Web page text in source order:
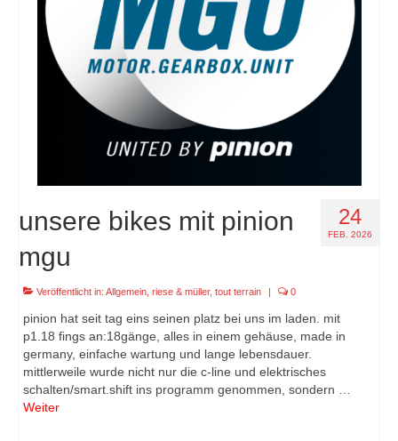
24
FEB. 2026
unsere bikes mit pinion
mgu
Veröffentlicht in: Allgemein riese & müller, tout terrain | 0
pinion hat seit tag eins seinen platz bei uns im laden. mit
p1.18 fings an:18gänge, alles in einem gehäuse, made in
germany, einfache wartung und lange lebensdauer.
mittlerweile wurde nicht nur die c-line und elektrisches
schalten/smart.shift ins programm genommen, sondern …
Weiter